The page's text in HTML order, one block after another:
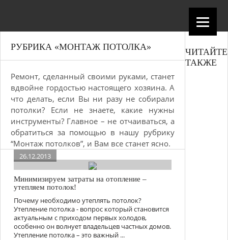
РУБРИКА «МОНТАЖ ПОТОЛКА»
Ремонт, сделанный своими руками, станет
вдвойне гордостью настоящего хозяина. А
что делать, если Вы ни разу не собирали
потолки? Если не знаете, какие нужны
инструменты? Главное – не отчаиваться, а
обратиться за помощью в нашу рубрику
“Монтаж потолков”, и Вам все станет ясно.
26.12.2013
Минимизируем затраты на отопление –
утепляем потолок!
Почему необходимо утеплять потолок?
Утепление потолка - вопрос который становится
актуальным с приходом первых холодов,
особенно он волнует владельцев частных домов.
Утепление потолка – это важный ...
ЧИТАЙТЕ
ТАКЖЕ